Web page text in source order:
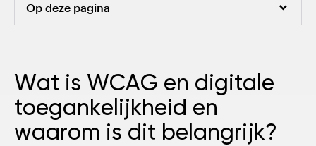
Op deze pagina
Digitale toegankelijkheid en WCAG
De 4 principes
Wat is WCAG en digitale
toegankelijkheid en
waarom is dit belangrijk?